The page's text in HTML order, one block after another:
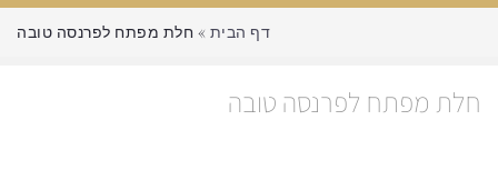
דף הבית » חלת מפתח לפרנסה טובה
חלת מפתח לפרנסה טובה